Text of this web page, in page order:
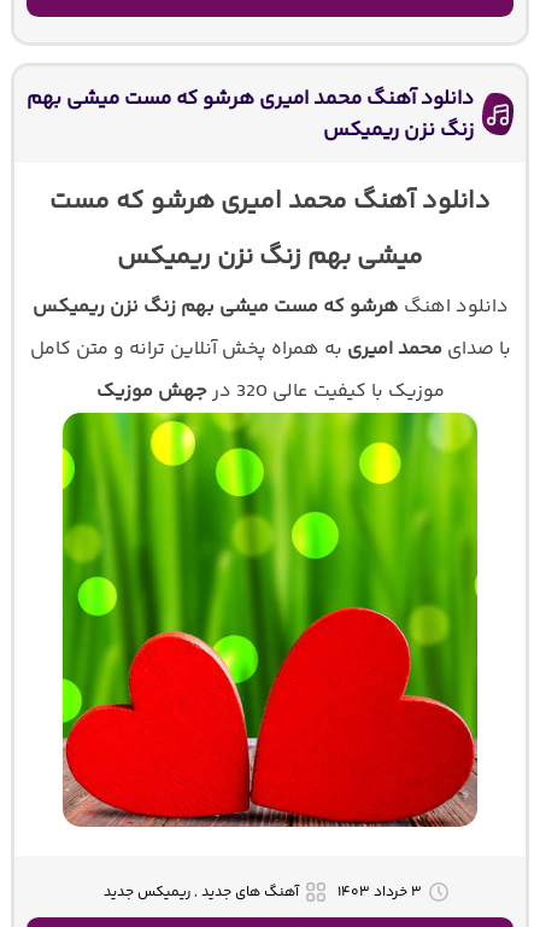
دانلود آهنگ محمد امیری هرشو که مست میشی بهم
زنگ نزن ریمیکس
دانلود آهنگ محمد امیری هرشو که مست
میشی بهم زنگ نزن ریمیکس
دانلود اهنگ هرشو که مست میشی بهم زنگ نزن ریمیکس
با صدایمحمد امیری به همراه پخش آنلاین ترانه و متن کامل
موزیک با کیفیت عالی 320 در
جهش موزیک
۳ خرداد ۱۴۰۳ آهنگ های جدید , ریمیکس جدید